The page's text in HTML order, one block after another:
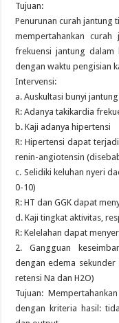
Tujuan:
Penurunan curah jantung
mempertahankan
frekuensi jantung
dengan waktu pengisian
Intervensi:
a. Auskultasi bunyi
R: Adanya takikardia
b. Kaji adanya hipertensi
R: Hipertensi dapat
renin-angiotensin
c. Selidiki keluhan nyeri
0-10)
R: HT dan GGK dapat
d. Kaji tingkat aktivitas,
R: Kelelahan dapat
2. Gangguan
dengan edema
retensi Na dan H2O)
Tujuan:
dengan kriteria hasil: